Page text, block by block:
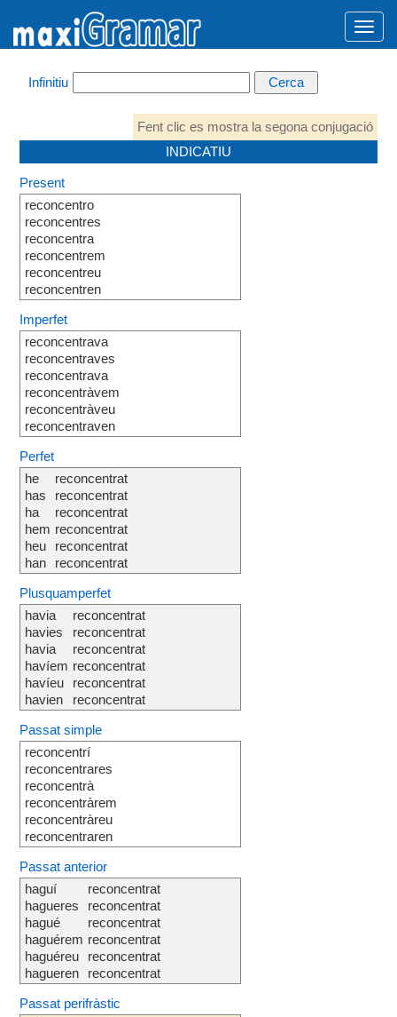
Infinitiu
Fent clic es mostra la segona conjugació
INDICATIU
Present
reconcentro
reconcentres
reconcentra
reconcentrem
reconcentreu
reconcentren
Imperfet
reconcentrava
reconcentraves
reconcentrava
reconcentràvem
reconcentràveu
reconcentraven
Perfet
he
has
ha
hem
heu
han
reconcentrat
reconcentrat
reconcentrat
reconcentrat
reconcentrat
reconcentrat
Plusquamperfet
havia
havies
havia
havíem
havíeu
havien
reconcentrat
reconcentrat
reconcentrat
reconcentrat
reconcentrat
reconcentrat
Passat simple
reconcentrí
reconcentrares
reconcentrà
reconcentràrem
reconcentràreu
reconcentraren
Passat anterior
haguí
hagueres
hagué
haguérem
haguéreu
hagueren
reconcentrat
reconcentrat
reconcentrat
reconcentrat
reconcentrat
reconcentrat
Passat perifràstic